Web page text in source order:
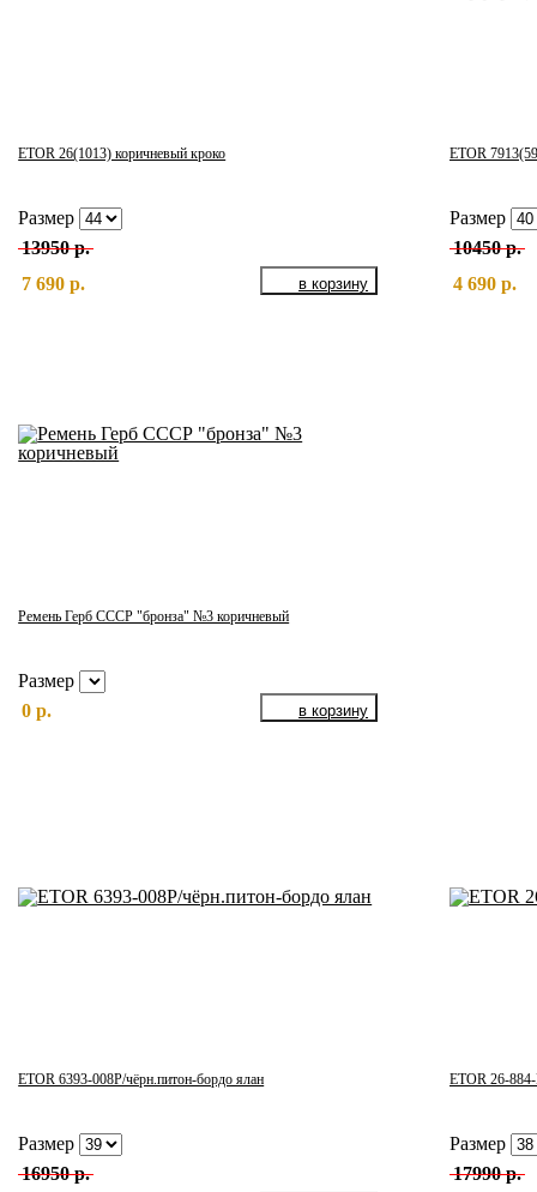
ETOR 26(1013) коричневый кроко
Размер
13950 р.
7 690 р.
ETOR
Размер
10450 р.
4 690 р.
Ремень Герб СССР "бронза" №3 коричневый
Размер
0 р.
ETOR 6393-008Р/чёрн.питон-бордо ялан
Размер
16950 р.
ETOR 26-
Размер
17990 р.